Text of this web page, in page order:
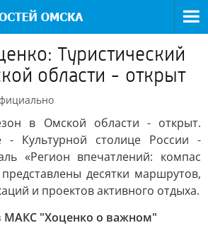
Туристический
области - открыт
в Омской области - открыт.
- Культурной столице России -
«Регион впечатлений: компас
десятки маршрутов,
и проектов активного отдыха.
МАКС "Хоценко о важном"